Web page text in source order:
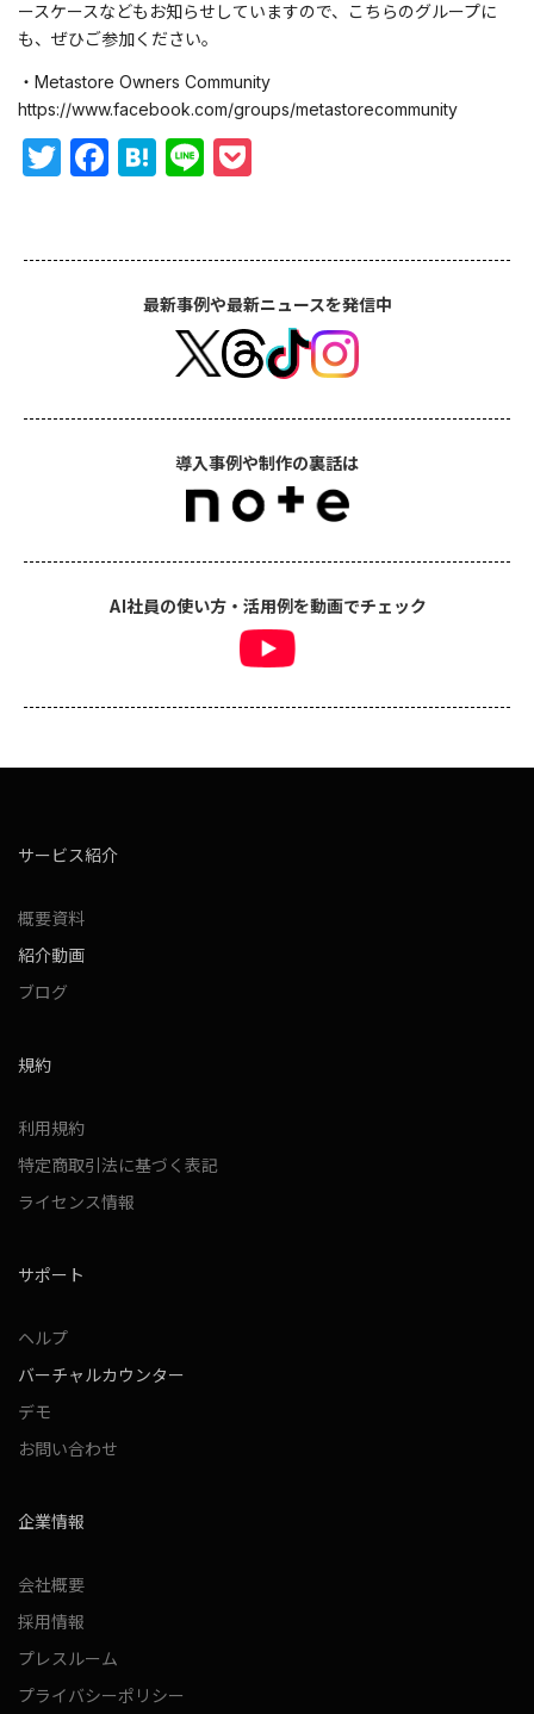
ースケースなどもお知らせしていますので、こちらのグループに
も、ぜひご参加ください。
・Metastore Owners Community
https://www.facebook.com/groups/metastorecommunity
Twitter
Facebook
Hatena
Line
最新事例や最新ニュースを発信中
導入事例や制作の裏話は
AI社員の使い方・活用例を動画でチェック
サービス紹介
概要資料
紹介動画
ブログ
規約
利用規約
特定商取引法に基づく表記
ライセンス情報
サポート
ヘルプ
バーチャルカウンター
デモ
お問い合わせ
企業情報
会社概要
採用情報
プレスルーム
プライバシーポリシー